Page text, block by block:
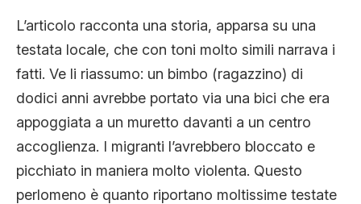
L’articolo racconta una storia, apparsa su una
testata locale, che con toni molto simili narrava i
fatti. Ve li riassumo: un bimbo (ragazzino) di
dodici anni avrebbe portato via una bici che era
appoggiata a un muretto davanti a un centro
accoglienza. I migranti l’avrebbero bloccato e
picchiato in maniera molto violenta. Questo
perlomeno è quanto riportano moltissime testate